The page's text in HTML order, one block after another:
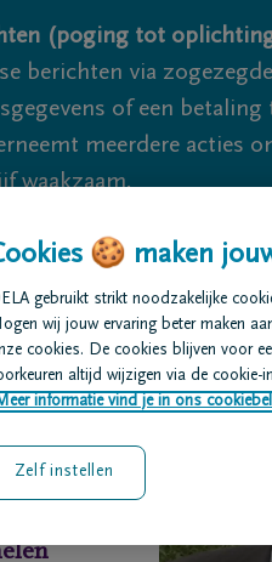
(poging tot
berichten via
of een
meerdere acties
waakzaam.
er voor je 24u/24 +32 89
regelen
🍪 maken
gebruikt strikt noodzakelijke
wij jouw ervaring beter maken
cookies. De cookies blijven voor
altijd wijzigen via de cookie-
informatie vind je in ons
Zelf instellen